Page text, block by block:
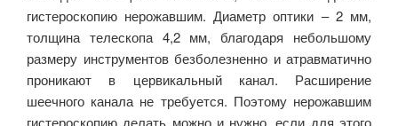
гистероскопию нерожавшим. Диаметр оптики – 2 мм,
толщина телескопа 4,2 мм, благодаря небольшому
размеру инструментов безболезненно и атравматично
проникают в цервикальный канал. Расширение
шеечного канала не требуется. Поэтому нерожавшим
гистероскопию делать можно и нужно, если для этого